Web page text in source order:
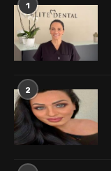
1
2